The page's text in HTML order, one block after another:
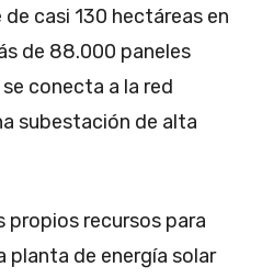
casi 130 hectáreas en
de 88.000 paneles
conecta a la red
subestación de alta
propios recursos para
planta de energía solar